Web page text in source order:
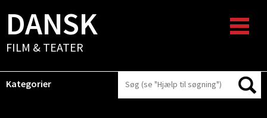
DANSK
FILM & TEATER
Kategorier